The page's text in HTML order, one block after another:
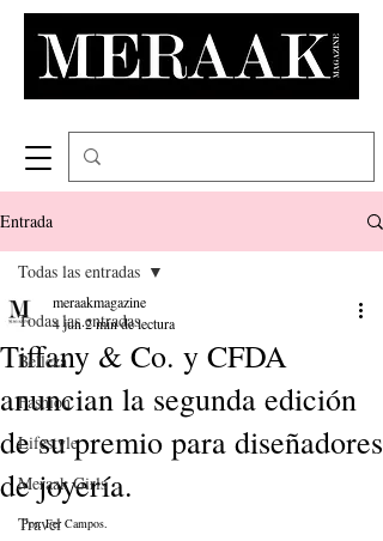
Entrada
Todas las entradas
Belleza
Fashion
Lifestyle
Meraak Girls
Travel
Todas las entradas
Tiffany & Co. y CFDA
anuncian la segunda edición
de su premio para diseñadores
de joyería.
meraakmagazine
4 jun 2 min de lectura
Por: Fer Campos.